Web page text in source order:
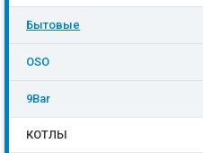
Бытовые
OSO
9Bar
КОТЛЫ